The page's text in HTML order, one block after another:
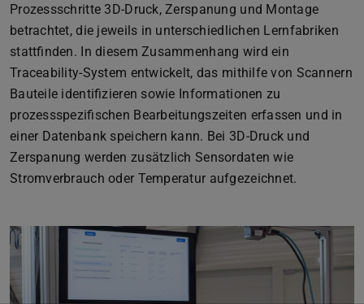
Prozessschritte 3D-Druck, Zerspanung und Montage
betrachtet, die jeweils in unterschiedlichen Lernfabriken
stattfinden. In diesem Zusammenhang wird ein
Traceability-System entwickelt, das mithilfe von Scannern
Bauteile identifizieren sowie Informationen zu
prozessspezifischen Bearbeitungszeiten erfassen und in
einer Datenbank speichern kann. Bei 3D-Druck und
Zerspanung werden zusätzlich Sensordaten wie
Stromverbrauch oder Temperatur aufgezeichnet.